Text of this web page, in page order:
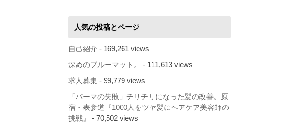
人気の投稿とページ
自己紹介 - 169,261 views
深めのブルーマット。 - 111,613 views
求人募集 - 99,779 views
「パーマの失敗」チリチリになった髪の改善。原
宿・表参道『1000人をツヤ髪にヘアケア美容師の
挑戦』
- 70,502 views